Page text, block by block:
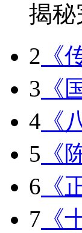
揭秘
2 《
3 《
4 《
5 《
6 《
7 《